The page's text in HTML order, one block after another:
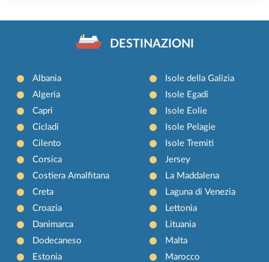
DESTINAZIONI
Albania
Algeria
Capri
Cicladi
Cilento
Corsica
Costiera Amalfitana
Creta
Croazia
Danimarca
Dodecaneso
Estonia
Isole della Galizia
Isole Egadi
Isole Eolie
Isole Pelagie
Isole Tremiti
Jersey
La Maddalena
Laguna di Venezia
Lettonia
Lituania
Malta
Marocco